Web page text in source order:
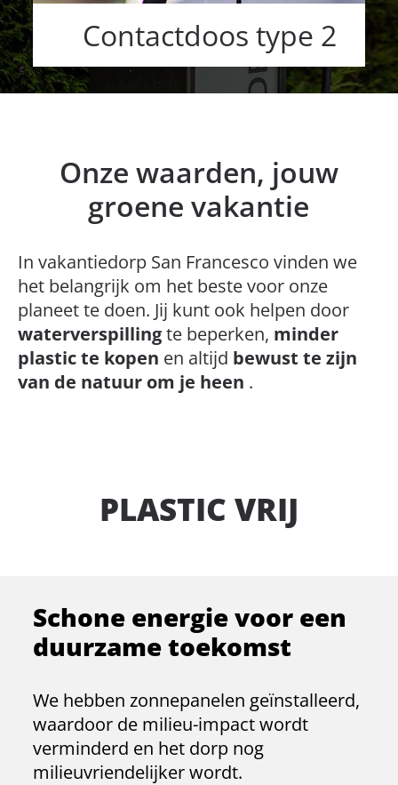
Contactdoos type 2
Onze waarden, jouw
groene vakantie
In vakantiedorp San Francesco vinden we
het belangrijk om het beste voor onze
planeet te doen. Jij kunt ook helpen door
waterverspillingte beperken, minder
plastic te kopen en altijd bewust te zijn
van de natuur om je heen .
LIEFDE VOOR HET
MILIEU
MINDER AFVAL
HERNIEUWBARE
ENERGIE
LIEFDE VOOR HET
MILIEU
MINDER AFVAL
Schone energie voor een
duurzame toekomst
We hebben zonnepanelen geïnstalleerd,
waardoor de milieu-impact wordt
verminderd en het dorp nog
milieuvriendelijker wordt.